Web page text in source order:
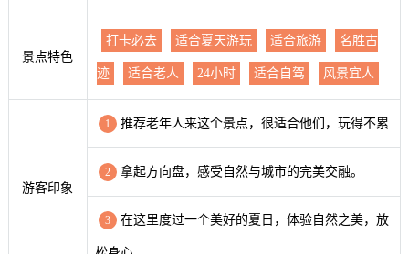
景点特色
打卡必去 适合夏天游玩 适合旅游 名胜古
迹 适合老人 24小时 适合自驾 风景宜人
游客印象
1 推荐老年人来这个景点，很适合他们，玩得不累
2 拿起方向盘，感受自然与城市的完美交融。
3 在这里度过一个美好的夏日，体验自然之美，放